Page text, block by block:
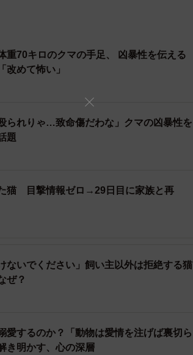
2/4
られる環境が大事だと痛感しました…！
シッターのミスマッチや業界の不透明さ
業して返金されなかったり、家の鍵を返
重70キロのクマの手足、 凶暴性を伝える
改めて怖い」
られりゃ…致命傷だわな」クマの凶暴性を
題
猫 目撃情報ゼロ→29日目に家族と再
ないでください」飼い主以外は拒絶する猫
ぜ？
愛するのか？「動物は愛情を注げば裏切ら
き明かす、心の深層